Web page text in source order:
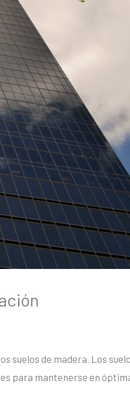
suelos de madera. Los
para mantenerse en